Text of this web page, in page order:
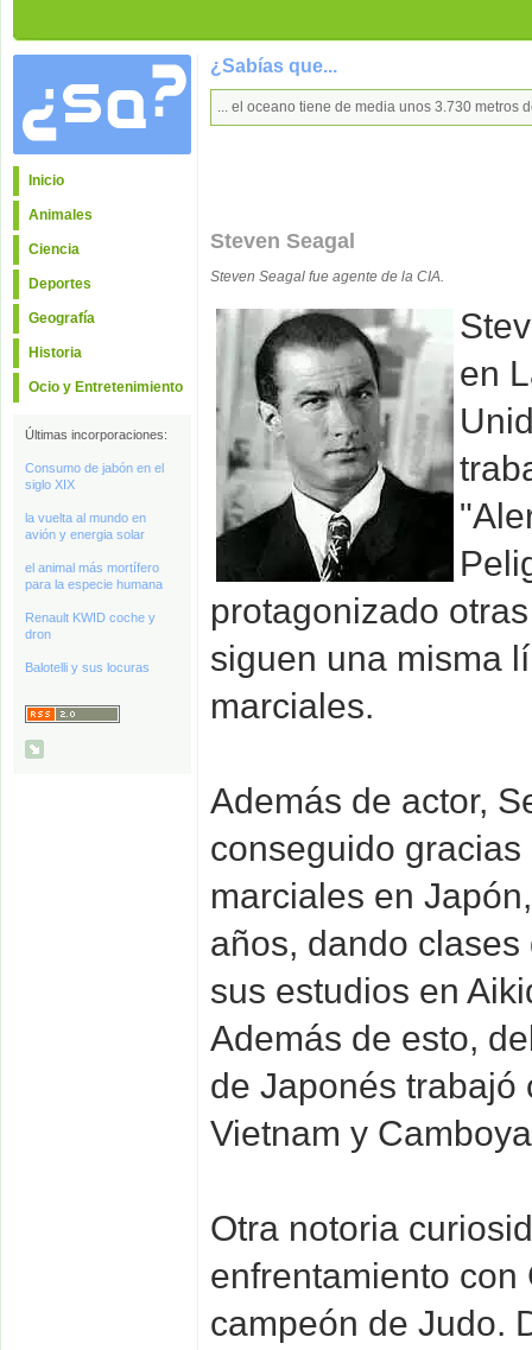
Inicio
Animales
Ciencia
Deportes
Geografía
Historia
Ocio y Entretenimiento
Últimas incorporaciones:
Consumo de jabón en el
siglo XIX
la vuelta al mundo en
avión y energia solar
el animal más mortífero
para la especie humana
Renault KWID coche y
dron
Balotelli y sus locuras
¿Sabías que...
... el oceano tiene de media unos 3.730 metros
Steven Seagal
Steven Seagal fue agente de la CIA.
en
protagonizado
siguen una misma
marciales.
Además de actor,
conseguido
marciales en
años, dando
sus estudios en
Además de esto,
de Japonés
Vietnam y
Otra notoria
enfrentamiento
campeón de Judo.